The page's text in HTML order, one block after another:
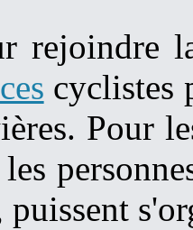
rejoindre
cyclistes
Pour